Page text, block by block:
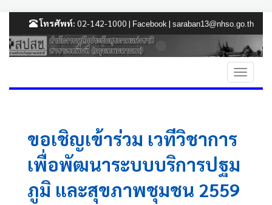
โทรศัพท์: 02-142-1000 | Facebook | saraban13@nhso.go.th
ขอเชิญเข้าร่วม เวทีวิชาการ
เพื่อพัฒนาระบบบริการปฐม
ภูมิ และสุขภาพชุมชน 2559